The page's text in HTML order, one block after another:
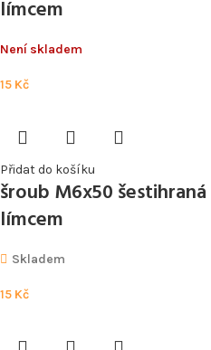
límcem
Není skladem
15 Kč
Přidat do košíku
šroub M6x50
límcem
Skladem
15 Kč